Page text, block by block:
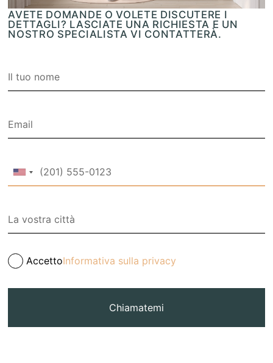
AVETE DOMANDE O VOLETE DISCUTERE I
DETTAGLI? LASCIATE UNA RICHIESTA E UN
NOSTRO SPECIALISTA VI CONTATTERÀ.
AccettoInformativa sulla privacy
Chiamatemi